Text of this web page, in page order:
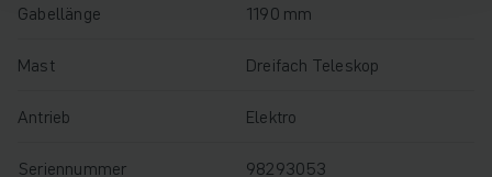
Gabellänge 1190 mm
Mast Dreifach Teleskop
Antrieb Elektro
Seriennummer 98293053